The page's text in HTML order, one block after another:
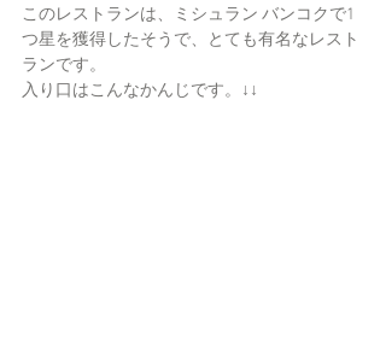
このレストランは、ミシュラン バンコクで1
つ星を獲得したそうで、とても有名なレスト
ランです。
入り口はこんなかんじです。↓↓